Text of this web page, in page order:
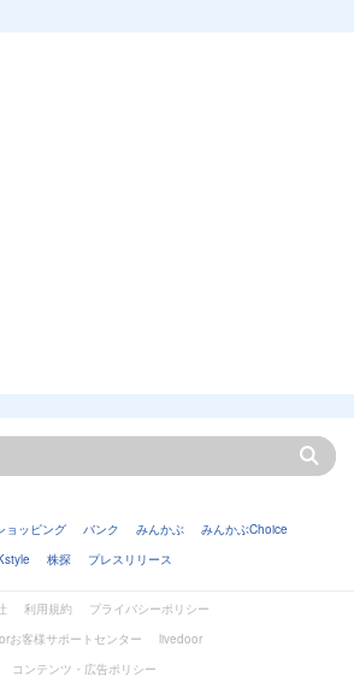
ョッピング バンク みんかぶ
みんかぶChoice
株探 プレスリリース
利用規約
プライバシーポリシー
お客様サポートセンター
livedoor
コンテンツ・広告ポリシー